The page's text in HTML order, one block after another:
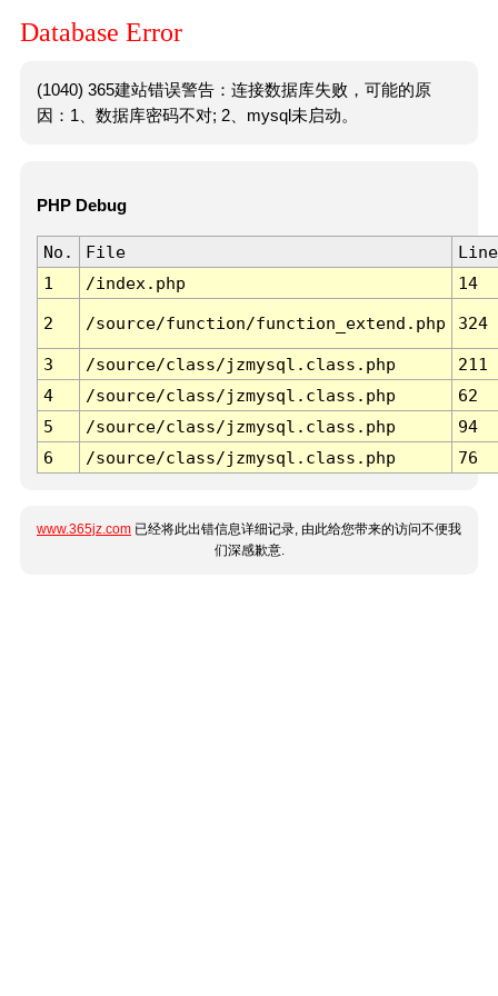
Database Error
(1040) 365建站错误警告：连接数据库失败，可能的原
因：1、数据库密码不对; 2、mysql未启动。
PHP Debug
No. File
Line
1
/index.php 14
2 /source/function/function_extend.php 324
3 /source/class/jzmysql.class.php
211
4
/source/class/jzmysql.class.php
62
5
/source/class/jzmysql.class.php
94
6
/source/class/jzmysql.class.php 76
www.365jz.com 已经将此出错信息详细记录, 由此给您带来的访问不便我
们深感歉意.